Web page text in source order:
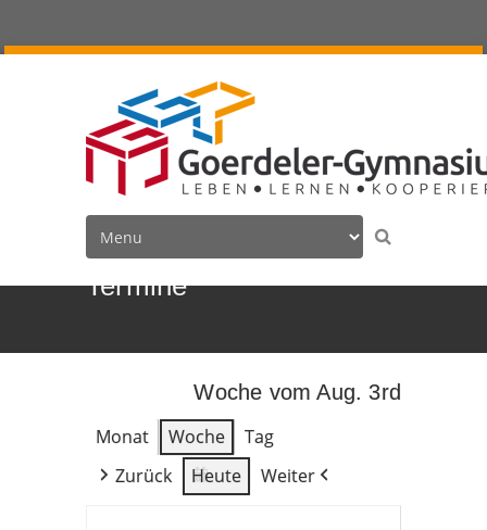
Termine
Woche vom Aug. 3rd
Monat
Woche
Tag
Zurück
Heute Weiter